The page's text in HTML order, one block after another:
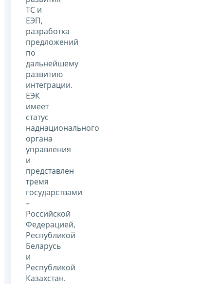
ТС и
ЕЭП,
разработка
предложений
по
дальнейшему
развитию
интеграции.
ЕЭК
имеет
статус
наднационального
органа
управления
и
представлен
тремя
государствами
–
Российской
Федерацией,
Республикой
Беларусь
и
Республикой
Казахстан.